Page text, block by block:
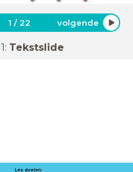
1 /22 volgende
1: Tekstslide
Les doelen: